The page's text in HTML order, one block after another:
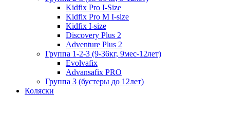
Kidfix Pro I-Size
Kidfix Pro M I-size
Kidfix I-size
Discovery Plus 2
Adventure Plus 2
Группа 1-2-3 (9-36кг, 9мес-12лет)
Evolvafix
Advansafix PRO
Группа 3 (бустеры до 12лет)
Коляски